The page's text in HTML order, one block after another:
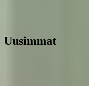
Uusimmat